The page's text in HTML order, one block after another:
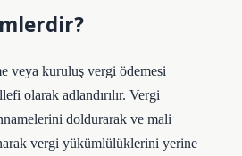
veya kuruluş vergi ödemesi
olarak adlandırılır. Vergi
doldurarak ve mali
vergi yükümlülüklerini yerine